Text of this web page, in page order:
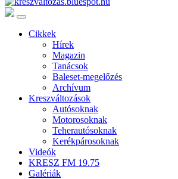
Cikkek
Hírek
Magazin
Tanácsok
Baleset-megelőzés
Archívum
Kreszváltozások
Autósoknak
Motorosoknak
Teherautósoknak
Kerékpárosoknak
Videók
KRESZ FM 19.75
Galériák